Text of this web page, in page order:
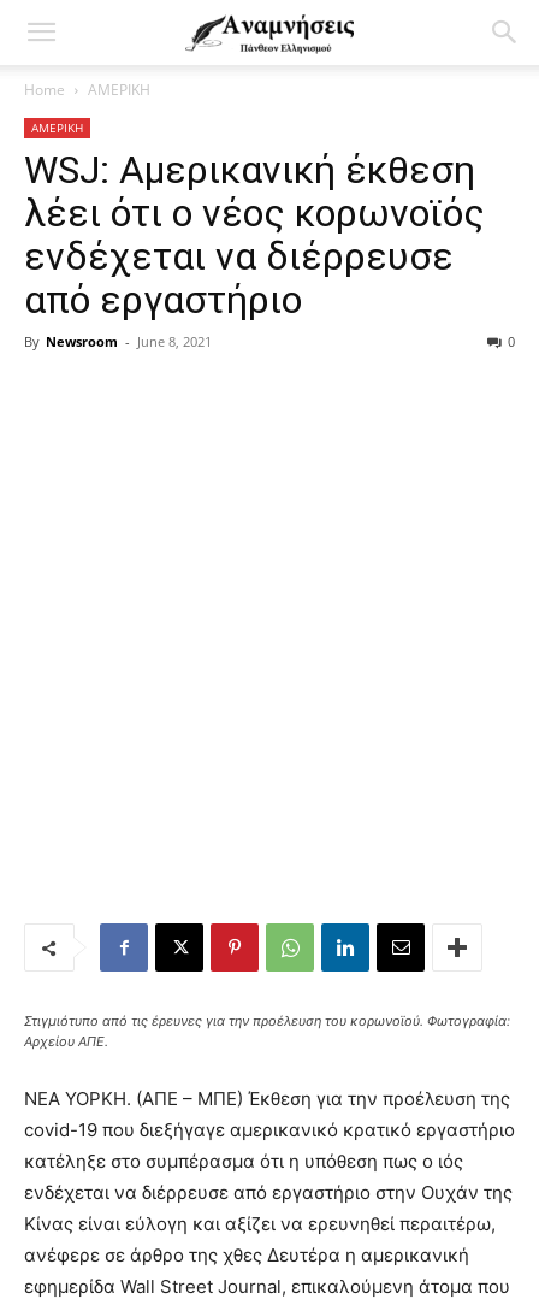
Home ΑΜΕΡΙΚΗ
ΑΜΕΡΙΚΗ
WSJ: Αμερικανική έκθεση
λέει ότι ο νέος κορωνοϊός
ενδέχεται να διέρρευσε
από εργαστήριο
By Newsroom - June 8, 2021 0
Στιγμιότυπο από τις έρευνες για την προέλευση του κορωνοϊού. Φωτογραφία:
Αρχείου ΑΠΕ.
ΝΕΑ ΥΟΡΚΗ. (ΑΠΕ – ΜΠΕ) Έκθεση για την προέλευση της
covid-19 που διεξήγαγε αμερικανικό κρατικό εργαστήριο
κατέληξε στο συμπέρασμα ότι η υπόθεση πως ο ιός
ενδέχεται να διέρρευσε από εργαστήριο στην Ουχάν της
Κίνας είναι εύλογη και αξίζει να ερευνηθεί περαιτέρω,
ανέφερε σε άρθρο της χθες Δευτέρα η αμερικανική
εφημερίδα Wall Street Journal, επικαλούμενη άτομα που